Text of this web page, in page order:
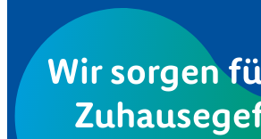
Wir sorgen